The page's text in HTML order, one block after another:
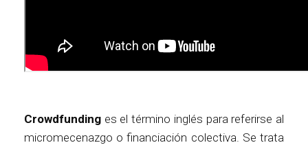
Crowdfunding es el término inglés para referirse al
micromecenazgo o financiación colectiva. Se trata